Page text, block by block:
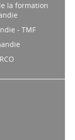
la formation
- TMF